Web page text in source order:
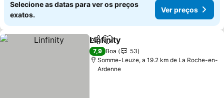
Selecione as datas para ver os preços
exatos.
Ver preços
PartilharAdicionar aos favoritos
Linfinity
7,9 Boa
53
Somme-Leuze, a 19.2 km de La Roche-en-
Ardenne